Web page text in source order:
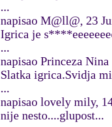
...
napisao M@ll@, 23
Igrica je
...
napisao Princeza
Slatka igrica.Svidja
...
napisao lovely mily,
nije nesto....glupost...